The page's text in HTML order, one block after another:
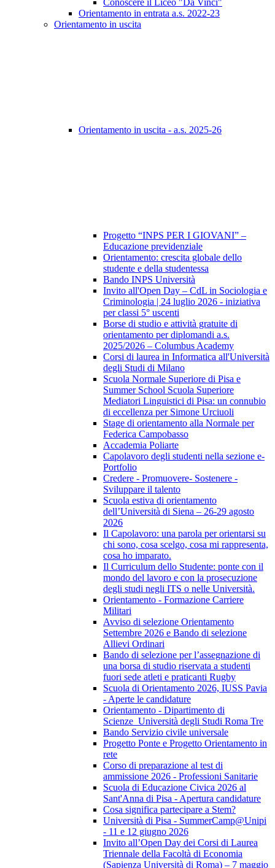
Conoscere il Liceo "Da Vinci"
Orientamento in entrata a.s. 2022-23
Orientamento in uscita
Orientamento in uscita - a.s. 2025-26
Progetto “INPS PER I GIOVANI” –
Educazione previdenziale
Orientamento: crescita globale dello
studente e della studentessa
Bando INPS Università
Invito all'Open Day – CdL in Sociologia e
Criminologia | 24 luglio 2026 - iniziativa
per classi 5° uscenti
Borse di studio e attività gratuite di
orientamento per diplomandi a.s.
2025/2026 – Columbus Academy
Corsi di laurea in Informatica all'Università
degli Studi di Milano
Scuola Normale Superiore di Pisa e
Summer School Scuola Superiore
Mediatori Linguistici di Pisa: un connubio
di eccellenza per Simone Urciuoli
Stage di orientamento alla Normale per
Federica Campobasso
Accademia Poliarte
Capolavoro degli studenti nella sezione e-
Portfolio
Credere - Promuovere- Sostenere -
Sviluppare il talento
Scuola estiva di orientamento
dell’Università di Siena – 26-29 agosto
2026
Il Capolavoro: una parola per orientarsi su
chi sono, cosa scelgo, cosa mi rappresenta,
cosa ho imparato.
Il Curriculum dello Studente: ponte con il
mondo del lavoro e con la prosecuzione
degli studi negli ITS o nelle Università.
Orientamento - Formazione Carriere
Militari
Avviso di selezione Orientamento
Settembre 2026 e Bando di selezione
Allievi Ordinari
Bando di selezione per l’assegnazione di
una borsa di studio riservata a studenti
fuori sede atleti e praticanti Rugby
Scuola di Orientamento 2026, IUSS Pavia
- Aperte le candidature
Orientamento - Dipartimento di
Scienze_Università degli Studi Roma Tre
Bando Servizio civile universale
Progetto Ponte e Progetto Orientamento in
rete
Corso di preparazione al test di
ammissione 2026 - Professioni Sanitarie
Scuola di Educazione Civica 2026 al
Sant'Anna di Pisa - Apertura candidature
Cosa significa partecipare a Stem?
Università di Pisa - SummerCamp@Unipi
- 11 e 12 giugno 2026
Invito all’Open Day dei Corsi di Laurea
Triennale della Facoltà di Economia
(Sapienza Università di Roma) – 7 maggio